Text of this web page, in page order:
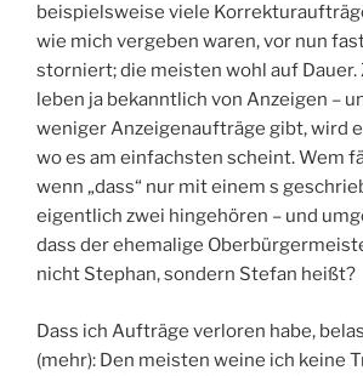
beispielsweise viele
wie mich vergeben waren, vor nun
storniert; die meisten wohl auf
leben ja bekanntlich von Anzeigen –
weniger Anzeigenaufträge gibt, wird
wo es am einfachsten scheint. Wem
wenn „dass“ nur mit einem s
eigentlich zwei hingehören – und
dass der ehemalige
nicht Stephan, sondern Stefan heißt?
Dass ich Aufträge verloren habe,
(mehr): Den meisten weine ich keine